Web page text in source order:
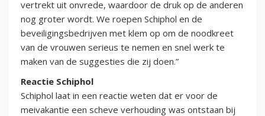
vertrekt uit onvrede, waardoor de druk op de anderen
nog groter wordt. We roepen Schiphol en de
beveiligingsbedrijven met klem op om de noodkreet
van de vrouwen serieus te nemen en snel werk te
maken van de suggesties die zij doen.”
Reactie Schiphol
Schiphol laat in een reactie weten dat er voor de
meivakantie een scheve verhouding was ontstaan bij